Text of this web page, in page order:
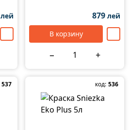
лей
879 лей
В корзину
− +
537 код: 536